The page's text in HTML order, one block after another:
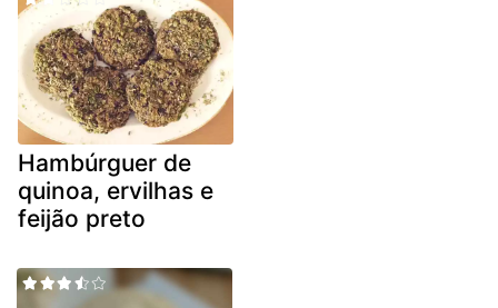
Hambúrguer de
quinoa, ervilhas e
feijão preto